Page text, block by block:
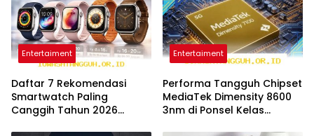
Entertaiment
Daftar 7 Rekomendasi
Smartwatch Paling
Canggih Tahun 2026
Entertaiment
Performa Tangguh Chipset
MediaTek Dimensity 8600
3nm di Ponsel Kelas